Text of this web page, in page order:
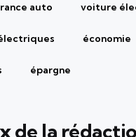
auto voiture
économie
épargne
de la